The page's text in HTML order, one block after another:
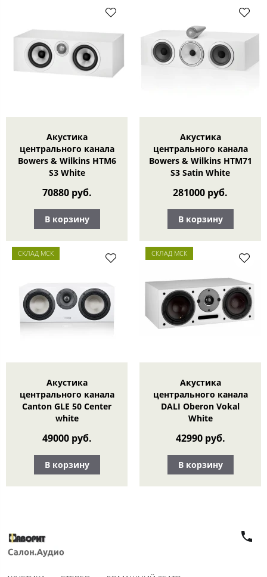
Акустика
центрального канала
Bowers & Wilkins HTM6
S3 White
70880 руб.
В корзину
Акустика
центрального канала
Bowers & Wilkins HTM71
S3 Satin White
281000 руб.
В корзину
СКЛАД МСК
Акустика
центрального канала
Canton GLE 50 Center
white
49000 руб.
В корзину
СКЛАД МСК
Акустика
центрального канала
DALI Oberon Vokal
White
42990 руб.
В корзину